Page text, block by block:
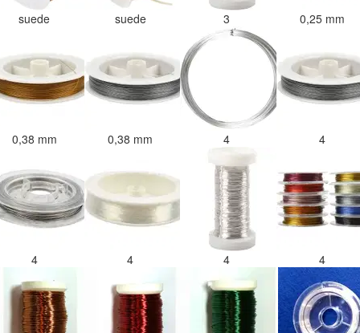
suede suede 3 0,25 mm
0,38 mm 0,38 mm 4 4
4 4 4 4